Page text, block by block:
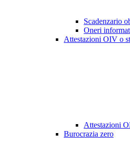
Scadenzario
Oneri
Attestazioni OIV o
Attestazioni
Burocrazia zero